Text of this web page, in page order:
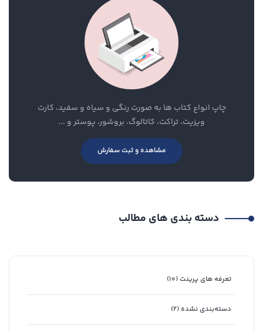
چاپ انواع کتاب ها به صورت رنگی و سیاه و سفید، کارت
ویزیت، تراکت، کاتالوگ، بروشور، پوستر و ...
مشاهده و ثبت سفارش
دسته بندی های مطالب
تعرفه های پرینت (۱۰)
دسته‌بندی نشده (۲)